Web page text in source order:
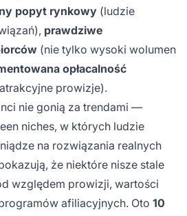
popyt rynkowy (ludzie
prawdziwe
(nie tylko wysoki wolumen
opłacalność
prowizje).
nie gonią za trendami —
niches, w których ludzie
na rozwiązania realnych
że niektóre nisze stale
względem prowizji, wartości
afiliacyjnych. Oto 10